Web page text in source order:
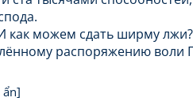
как можем сдать ширму лжи?
распоряжению воли